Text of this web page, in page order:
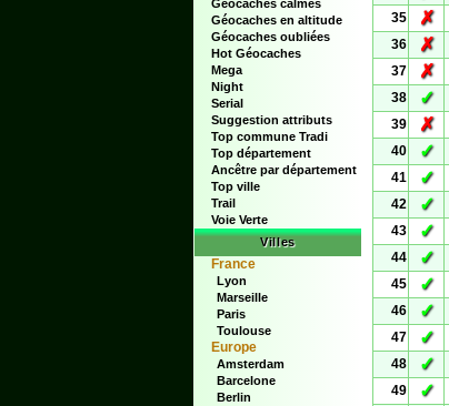
Géocaches calmes
Géocaches en altitude
Géocaches oubliées
Hot Géocaches
Mega
Night
Serial
Suggestion attributs
Top commune Tradi
Top département
Ancêtre par département
Top ville
Trail
Voie Verte
Villes
France
Lyon
Marseille
Paris
Toulouse
Europe
Amsterdam
Barcelone
Berlin
35
✗
36
✗
37
✗
38
✓
39
✗
40
✓
41
✓
42
✓
43
✓
44
✓
45
✓
46
✓
47
✓
48
✓
49
✓